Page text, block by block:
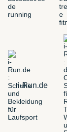
i-Run.de